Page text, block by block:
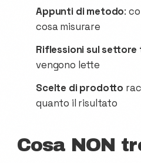
Appunti di metodo:
cosa misurare
Riflessioni sul
vengono lette
Scelte di prodotto
quanto il risultato
Cosa NON